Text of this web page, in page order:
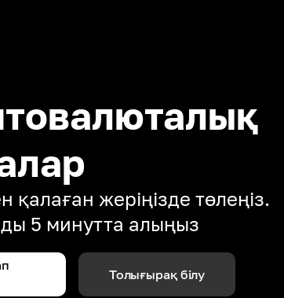
қалаған жеріңізде төлеңіз.
5 минутта алыңыз
Толығырақ білу